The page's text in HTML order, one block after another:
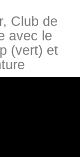
Club de
avec le
(vert) et